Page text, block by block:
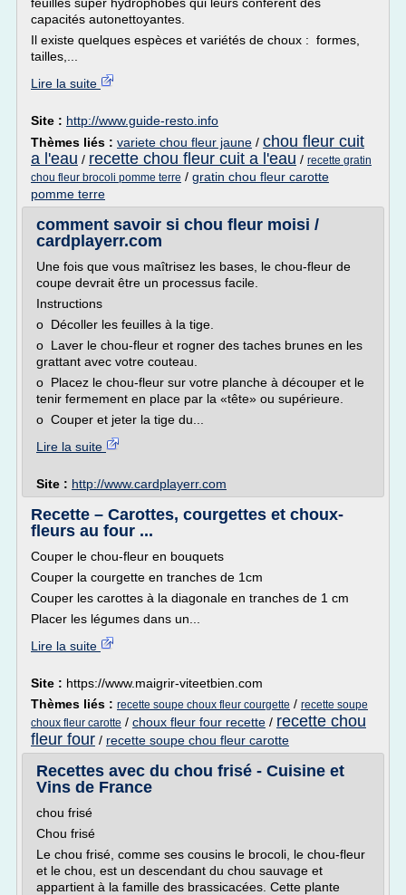
capacités autonettoyantes.
Il existe quelques espèces et variétés de choux : formes,
tailles,...
Lire la suite
Site : http://www.guide-resto.info
Thèmes liés : variete chou fleur jaune / chou fleur cuit
a l'eau / recette chou fleur cuit a l'eau / recette gratin
chou fleur brocoli pomme terre / gratin chou fleur carotte
pomme terre
comment savoir si chou fleur moisi /
cardplayerr.com
Une fois que vous maîtrisez les bases, le chou-fleur de
coupe devrait être un processus facile.
Instructions
o Décoller les feuilles à la tige.
o Laver le chou-fleur et rogner des taches brunes en les
grattant avec votre couteau.
o Placez le chou-fleur sur votre planche à découper et le
tenir fermement en place par la «tête» ou supérieure.
o Couper et jeter la tige du...
Lire la suite
Site : http://www.cardplayerr.com
Recette – Carottes, courgettes et choux-
fleurs au four ...
Couper le chou-fleur en bouquets
Couper la courgette en tranches de 1cm
Couper les carottes à la diagonale en tranches de 1 cm
Placer les légumes dans un...
Lire la suite
Site : https://www.maigrir-viteetbien.com
Thèmes liés : recette soupe choux fleur courgette / recette soupe
choux fleur carotte / choux fleur four recette / recette chou
fleur four / recette soupe chou fleur carotte
Recettes avec du chou frisé - Cuisine et
Vins de France
chou frisé
Chou frisé
Le chou frisé, comme ses cousins le brocoli, le chou-fleur
et le chou, est un descendant du chou sauvage et
appartient à la famille des brassicacées. Cette plante